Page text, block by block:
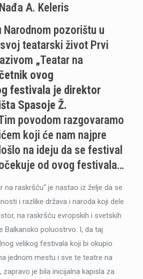
A. Keleris
Narodnom pozorištu u
teatarski život Prvi
„Teatar na
ovog
festivala je direktor
Spasoje Ž.
povodom razgovaramo
koji će nam najpre
na ideju da se festival
od ovog festivala…
na raskršću“ je nastao iz želje da se
i razlike država i naroda koji dele
na raskršću evropskih i svetskih
Balkansko poluostrvo. I, da taj
velikog festivala koji bi okupio
jednom mestu i sve te teatre na
je bila inicijalna kapisla za